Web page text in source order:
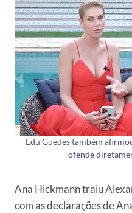
Edu Guedes também
ofende
Ana Hickmann traiu
com as declarações de